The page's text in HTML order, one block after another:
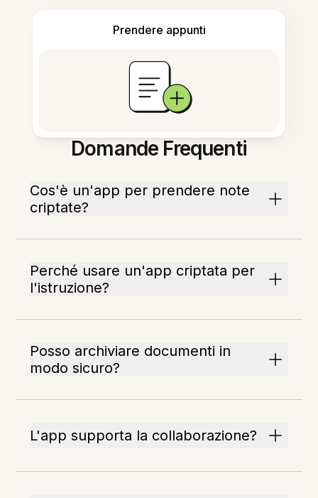
Prendere appunti
Domande Frequenti
Cos'è un'app per prendere note
criptate?
Perché usare un'app criptata per
l'istruzione?
Posso archiviare documenti in
modo sicuro?
L'app supporta la collaborazione?